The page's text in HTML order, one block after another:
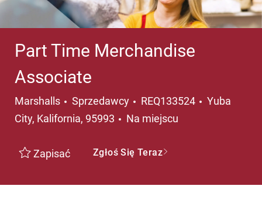
Part Time Merchandise
Associate
Marshalls Kategoria
Sprzedawcy REQ133524 Lokalizacja
Yuba
City, Kalifornia, 95993
Na miejscu
Zapisać Zgłoś Się Teraz